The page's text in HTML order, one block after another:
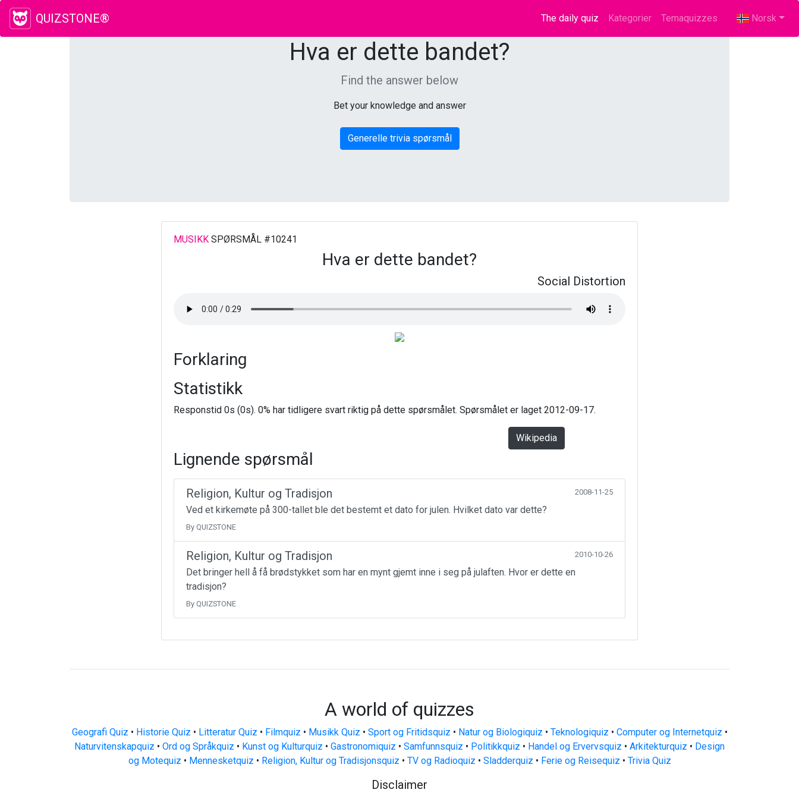
QUIZSTONE® The daily quiz (current)
Kategorier Temaquizzes Norsk
Hva er dette bandet?
Find the answer below
Bet your knowledge and answer
Generelle trivia spørsmål
MUSIKKSPØRSMÅL #10241
Hva er dette bandet?
Social Distortion
Forklaring
Statistikk
Responstid 0s (0s). 0% har tidligere svart riktig på dette spørsmålet. Spørsmålet er laget 2012-09-17.
Wikipedia
Lignende spørsmål
Religion, Kultur og Tradisjon 2008-11-25
Ved et kirkemøte på 300-tallet ble det bestemt et dato for julen. Hvilket dato var dette?
By QUIZSTONE
Religion, Kultur og Tradisjon 2010-10-26
Det bringer hell å få brødstykket som har en mynt gjemt inne i seg på julaften. Hvor er dette en
tradisjon?
By QUIZSTONE
A world of quizzes
Geografi Quiz • Historie Quiz • Litteratur Quiz • Filmquiz • Musikk Quiz • Sport og Fritidsquiz • Natur og Biologiquiz • Teknologiquiz • Computer og Internetquiz •
Naturvitenskapquiz • Ord og Språkquiz • Kunst og Kulturquiz • Gastronomiquiz • Samfunnsquiz • Politikkquiz • Handel og Ervervsquiz • Arkitekturquiz • Design
og Motequiz • Mennesketquiz • Religion, Kultur og Tradisjonsquiz • TV og Radioquiz • Sladderquiz • Ferie og Reisequiz • Trivia Quiz
Disclaimer